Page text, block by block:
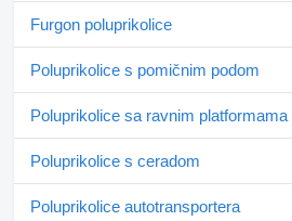
Furgon poluprikolice
Poluprikolice s pomičnim podom
Poluprikolice sa ravnim platformama
Poluprikolice s ceradom
Poluprikolice autotransportera